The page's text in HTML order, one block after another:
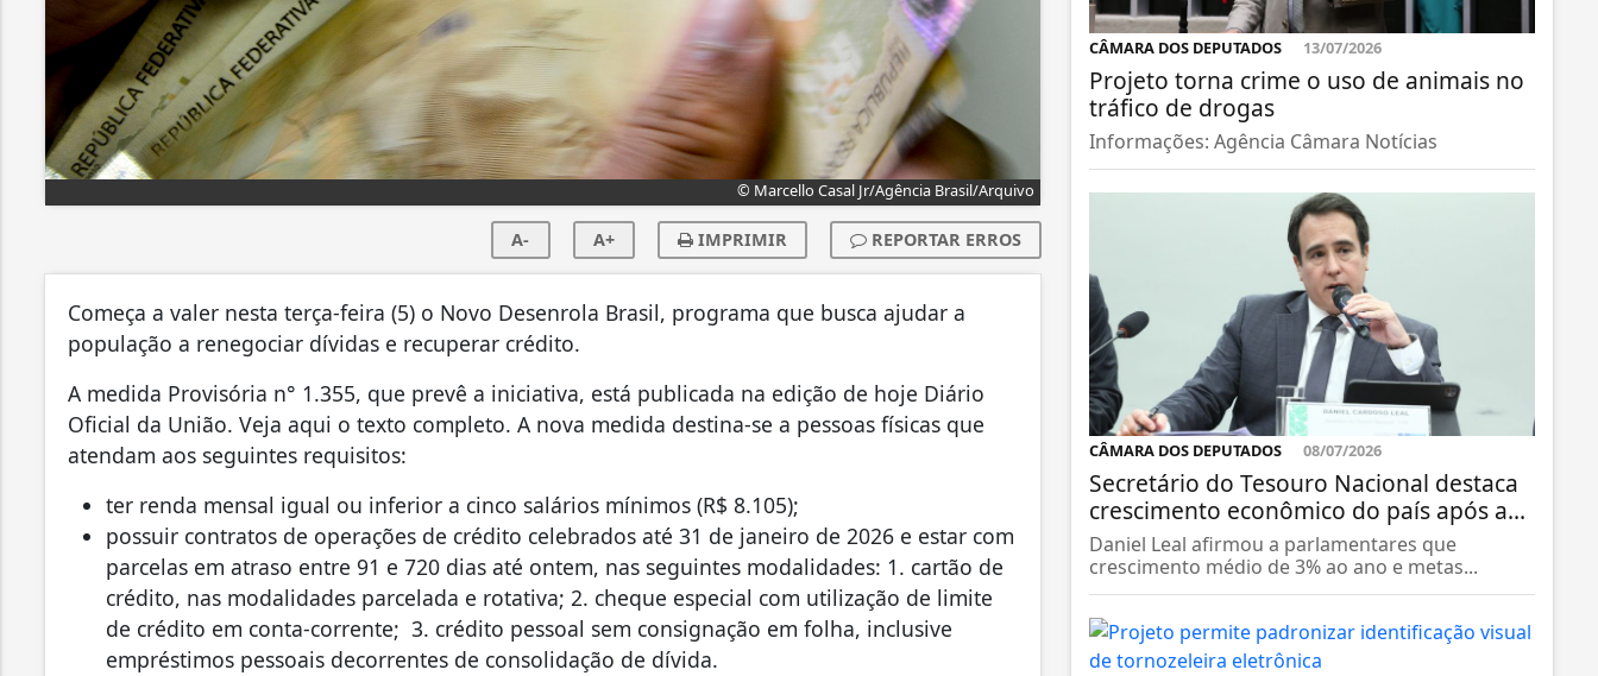
© Marcello Casal Jr/Agência Brasil/Arquivo
A- A+ IMPRIMIR REPORTAR ERROS
Começa a valer nesta terça-feira (5) o Novo Desenrola Brasil, programa que busca ajudar a
população a renegociar dívidas e recuperar crédito.
A medida Provisória n° 1.355, que prevê a iniciativa, está publicada na edição de hoje Diário
Oficial da União. Veja aqui o texto completo. A nova medida destina-se a pessoas físicas que
atendam aos seguintes requisitos:
ter renda mensal igual ou inferior a cinco salários mínimos (R$ 8.105);
possuir contratos de operações de crédito celebrados até 31 de janeiro de 2026 e estar com
parcelas em atraso entre 91 e 720 dias até ontem, nas seguintes modalidades: 1. cartão de
crédito, nas modalidades parcelada e rotativa; 2. cheque especial com utilização de limite
de crédito em conta-corrente; 3. crédito pessoal sem consignação em folha, inclusive
empréstimos pessoais decorrentes de consolidação de dívida.
CÂMARA DOS DEPUTADOS 13/07/2026
Projeto torna crime o uso de animais no
tráfico de drogas
Informações: Agência Câmara Notícias
CÂMARA DOS DEPUTADOS 08/07/2026
Secretário do Tesouro Nacional destaca
crescimento econômico do país após a...
Daniel Leal afirmou a parlamentares que
crescimento médio de 3% ao ano e metas...